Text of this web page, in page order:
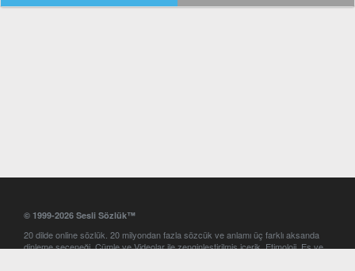
© 1999-2026 Sesli Sözlük™
20 dilde online sözlük. 20 milyondan fazla sözcük ve anlamı üç farklı aksanda
dinleme seçeneği. Cümle ve Videolar ile zenginleştirilmiş içerik. Etimoloji, Eş ve